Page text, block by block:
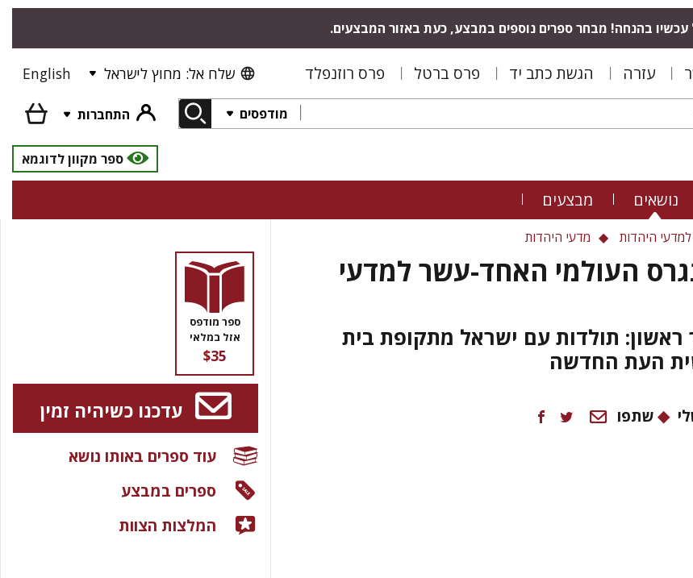
עכשיו בהנחה! מבחר ספרים נוספים במבצע, כעת באזור המבצעים.
עזרה הגשת כתב יד פרס ברטל פרס רוזנפלד שלח אל: מחוץ לישראל English
מודפסים
התחברות
ספר מקוון לדוגמא
נושאים מבצעים
היהדות מדעי היהדות
העולמי האחד-עשר למדעי
ראשון: תולדות עם ישראל מתקופת בית
העת החדשה
שתפו
ספר מודפס
אזל במלאי
$35
עדכנו כשיהיה זמין
עוד ספרים באותו נושא
ספרים במבצע
המלצות הצוות